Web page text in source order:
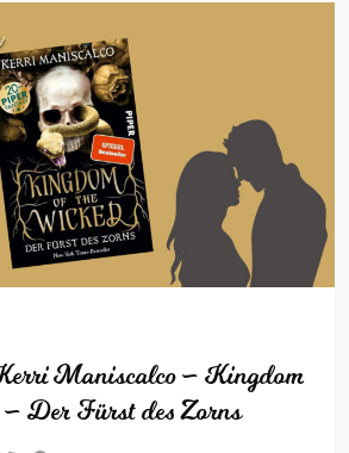
Maniscalco – Kingdom
Der Fürst des Zorns